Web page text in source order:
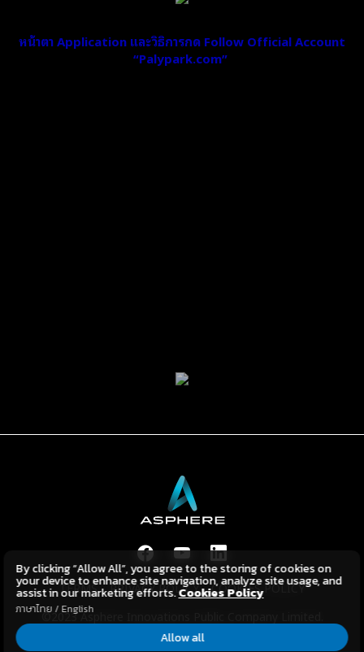
หน้าตา Application และวิธิการกด Follow Official Account
“Palypark.com”
TERMS PRIVACY POLICY
COOKIES POLICY
©2023 Asphere Innovations Public Company Limited.
All Rights Reserved.
By clicking “Allow All”, you agree to the storing of cookies on
your device to enhance site navigation, analyze site usage, and
assist in our marketing efforts.Cookies Policy
ภาษาไทย / English
Allow all